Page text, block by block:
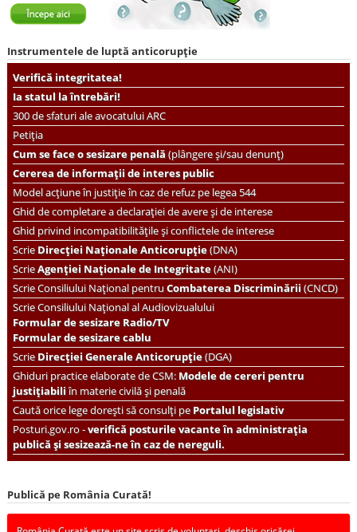
Instrumentele de luptă anticorupție
Verifică integritatea!
Ia statul la întrebări!
300 de sfaturi ale avocatului ARC
Petiția
Cum se face o sesizare penală(plângere și/sau denunț)
Cererea de informații de interes public
Model acțiune în justiție în caz de refuz pe legea 544
Ghid de completare a declarației de avere și de interese
Ghid privind incompatibilitățile și conflictele de interese
ScrieDirecției Naționale Anticorupție(DNA)
ScrieAgenției Naționale de Integritate(ANI)
ScrieConsiliului Național pentruCombaterea Discriminării(CNCD)
Scrie Consiliului Național al Audiovizualului
Formular de sesizare Radio/TV
Formular de sesizare cablu
ScrieDirecției Generale Anticorupție(DGA)
Ghiduri practice elaborate de CSM: Modele de cereri pentru
justițiabiliîn materie civilă și penală
Caută orice lege dorești să consulți pePortalul legislativ
Posturi.gov.ro -verifică posturile vacante în administrația
publică și sesizează-ne în caz de nereguli.
Publică pe România Curată!